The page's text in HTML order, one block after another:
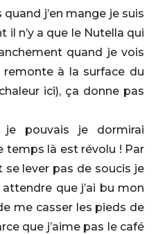
j’en mange je suis
il n’y a que le Nutella qui
quand je vois
remonte à la surface du
ici), ça donne pas
je pouvais je dormirai
temps là est révolu ! Par
se lever pas de soucis je
que j’ai bu mon
me casser les pieds de
que j’aime pas le café